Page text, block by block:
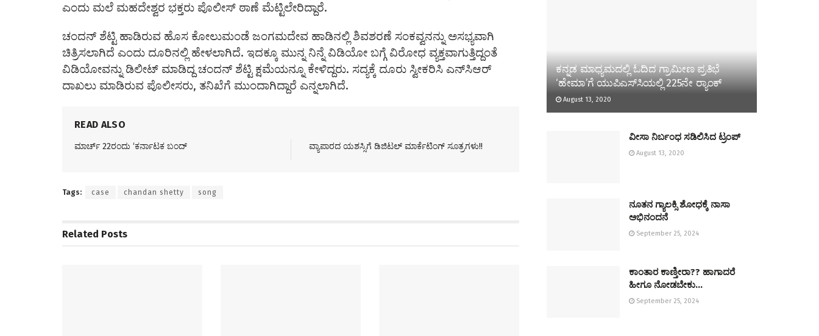
ಎಂದು ಮಲೆ ಮಹದೇಶ್ವರ ಭಕ್ತರು ಪೊಲೀಸ್‌ ಠಾಣೆ ಮೆಟ್ಟಿಲೇರಿದ್ದಾರೆ.
ಚಂದನ್‌ ಶೆಟ್ಟಿ ಹಾಡಿರುವ ಹೊಸ ಕೋಲುಮಂಡೆ ಜಂಗಮದೇವ ಹಾಡಿನಲ್ಲಿ ಶಿವಶರಣೆ ಸಂಕವ್ವನನ್ನು ಅಸಭ್ಯವಾಗಿ
ಚಿತ್ರಿಸಲಾಗಿದೆ ಎಂದು ದೂರಿನಲ್ಲಿ ಹೇಳಲಾಗಿದೆ. ಇದಕ್ಕೂ ಮುನ್ನ ನಿನ್ನೆ ವಿಡಿಯೋ ಬಗ್ಗೆ ವಿರೋಧ ವ್ಯಕ್ತವಾಗುತ್ತಿದ್ದಂತೆ
ವಿಡಿಯೋವನ್ನು ಡಿಲೀಟ್‌ ಮಾಡಿದ್ದ ಚಂದನ್‌ ಶೆಟ್ಟಿ ಕ್ಷಮೆಯನ್ನೂ ಕೇಳಿದ್ದರು. ಸದ್ಯಕ್ಕೆ ದೂರು ಸ್ವೀಕರಿಸಿ ಎನ್‌ಸಿಆರ್‌
ದಾಖಲು ಮಾಡಿರುವ ಪೊಲೀಸರು, ತನಿಖೆಗೆ ಮುಂದಾಗಿದ್ದಾರೆ ಎನ್ನಲಾಗಿದೆ.
READ ALSO
ಮಾರ್ಚ್ 22ರಂದು ‘ಕರ್ನಾಟಕ ಬಂದ್ ವ್ಯಾಪಾರದ ಯಶಸ್ಸಿಗೆ ಡಿಜಿಟಲ್ ಮಾರ್ಕೆಟಿಂಗ್ ಸೂತ್ರಗಳು!!
Tags: case chandan shetty song
Related Posts
ಕನ್ನಡ ಮಾಧ್ಯಮದಲ್ಲಿ ಓದಿದ ಗ್ರಾಮೀಣ ಪ್ರತಿಭೆ
‘ಹೇಮಾ’ಗೆ ಯುಪಿಎಸ್‌ಸಿಯಲ್ಲಿ 225ನೇ ರ‍್ಯಾಂಕ್
August 13, 2020
ವೀಸಾ ನಿರ್ಬಂಧ ಸಡಿಲಿಸಿದ ಟ್ರಂಪ್
August 13, 2020
ನೂತನ ಗ್ಯಾಲಕ್ಸಿ ಶೋಧಕ್ಕೆ ನಾಸಾ
ಅಭಿನಂದನೆ
September 25, 2024
ಕಾಂತಾರ ಕಾಣ್ತೀರಾ?? ಹಾಗಾದರೆ
ಹೀಗೂ ನೋಡಬೇಕು…
September 25, 2024